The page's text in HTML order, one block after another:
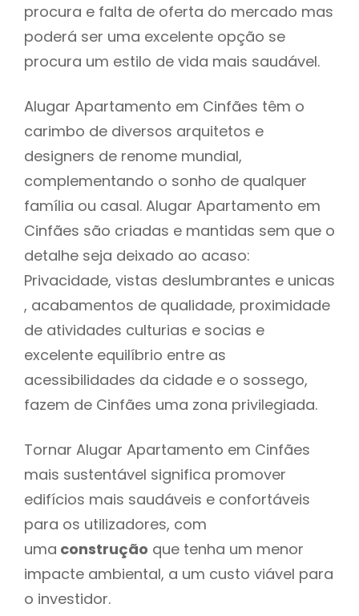
procura e falta de oferta do mercado mas
poderá ser uma excelente opção se
procura um estilo de vida mais saudável.
Alugar Apartamento em Cinfães têm o
carimbo de diversos arquitetos e
designers de renome mundial,
complementando o sonho de qualquer
família ou casal. Alugar Apartamento em
Cinfães são criadas e mantidas sem que o
detalhe seja deixado ao acaso:
Privacidade, vistas deslumbrantes e unicas
, acabamentos de qualidade, proximidade
de atividades culturias e socias e
excelente equilíbrio entre as
acessibilidades da cidade e o sossego,
fazem de Cinfães uma zona privilegiada.
Tornar Alugar Apartamento em Cinfães
mais sustentável significa promover
edifícios mais saudáveis e confortáveis
para os utilizadores, com
uma construção que tenha um menor
impacte ambiental, a um custo viável para
o investidor.